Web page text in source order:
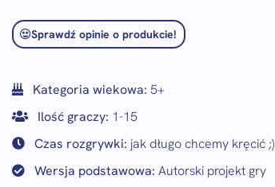
Sprawdź opinie o produkcie!
Kategoria wiekowa: 5+
Ilość graczy: 1-15
Czas rozgrywki: jak długo chcemy kręcić ;)
Wersja podstawowa: Autorski projekt gry